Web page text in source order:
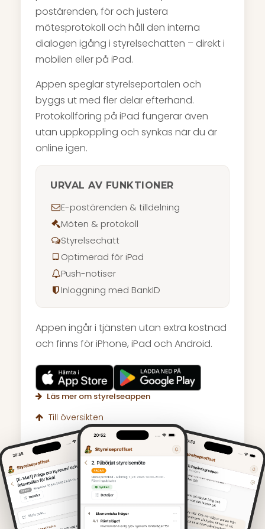
postärenden, för och justera
mötesprotokoll och håll den interna
dialogen igång i styrelsechatten – direkt i
mobilen eller på iPad.
Appen speglar styrelseportalen och
byggs ut med fler delar efterhand.
Protokollföring på iPad fungerar även
utan uppkoppling och synkas när du är
online igen.
URVAL AV FUNKTIONER
E-postärenden & tilldelning
Möten & protokoll
Styrelsechatt
Optimerad för iPad
Push-notiser
Inloggning med BankID
Appen ingår i tjänsten utan extra kostnad
och finns för iPhone, iPad och Android.
Läs mer om styrelseappen
Till översikten